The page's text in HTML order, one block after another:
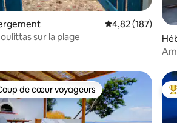
sur la base de 197 commentaires : 4,96
Évaluation
4,82 (187)
sur la plage
de cœur voyageurs les plus appréciés
de cœur voyageurs